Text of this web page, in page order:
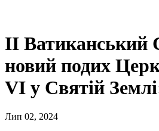
ІІ Ватиканський
новий подих
VI у Святій
Лип 02, 2024